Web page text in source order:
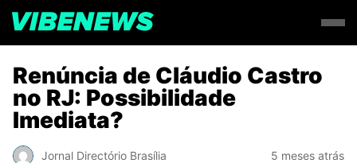
Renúncia de Cláudio Castro
no RJ: Possibilidade
Imediata?
Jornal Directório Brasília 5 meses atrás